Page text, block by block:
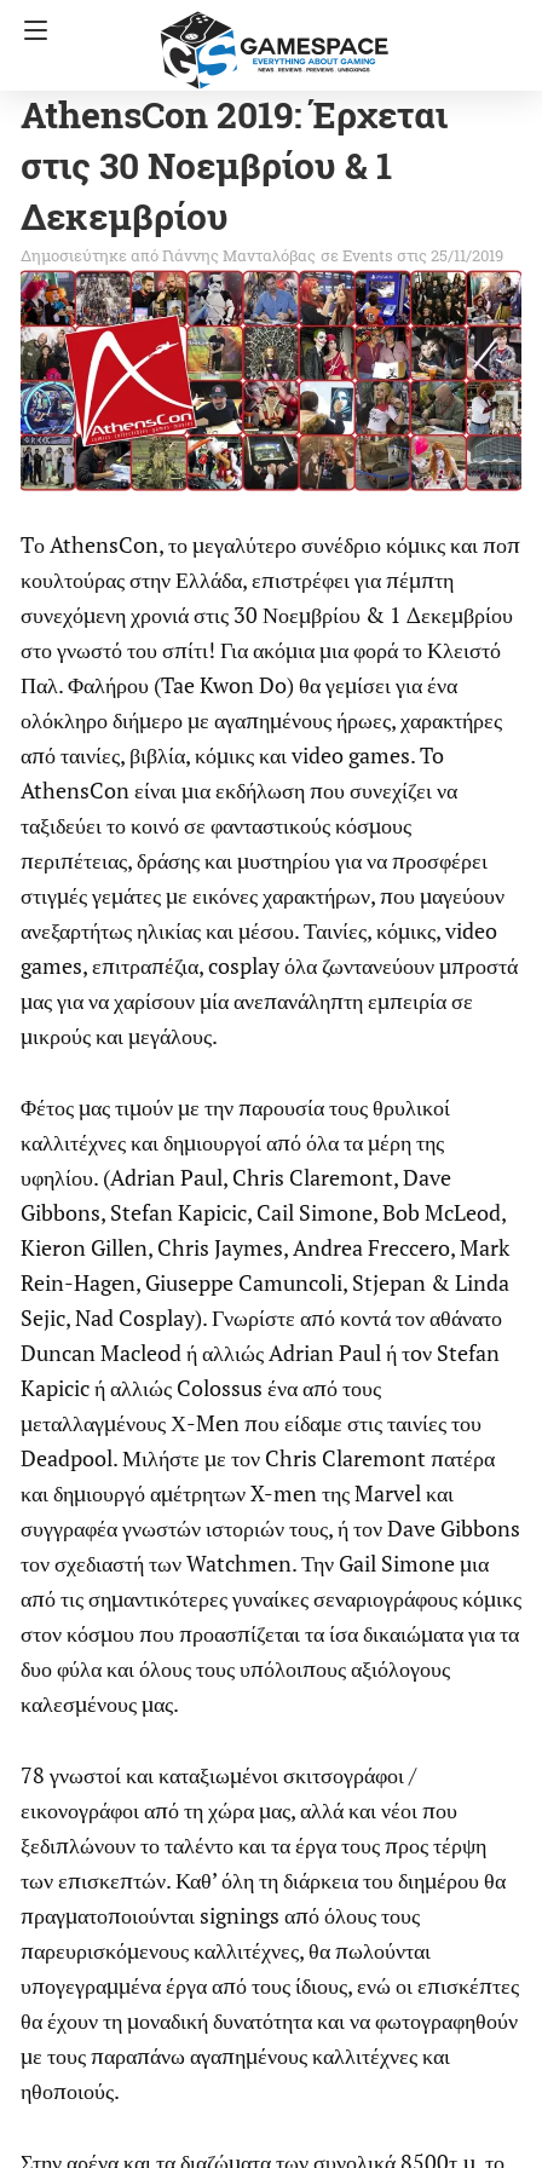
AthensCon 2019: Έρχεται
στις 30 Νοεμβρίου & 1
Δεκεμβρίου
Γιάννης Μανταλόβας σε Events στις 25/11/2019
Tο AthensCon, το μεγαλύτερο συνέδριο κόμικς και ποπ
κουλτούρας στην Ελλάδα, επιστρέφει για πέμπτη
συνεχόμενη χρονιά στις 30 Νοεμβρίου & 1 Δεκεμβρίου
στο γνωστό του σπίτι! Για ακόμια μια φορά το Κλειστό
Παλ. Φαλήρου (Tae Kwon Do) θα γεμίσει για ένα
ολόκληρο διήμερο με αγαπημένους ήρωες, χαρακτήρες
από ταινίες, βιβλία, κόμικς και video games. To
AthensCon είναι μια εκδήλωση που συνεχίζει να
ταξιδεύει το κοινό σε φανταστικούς κόσμους
περιπέτειας, δράσης και μυστηρίου για να προσφέρει
στιγμές γεμάτες με εικόνες χαρακτήρων, που μαγεύουν
ανεξαρτήτως ηλικίας και μέσου. Ταινίες, κόμικς, video
games, επιτραπέζια, cosplay όλα ζωντανεύουν μπροστά
μας για να χαρίσουν μία ανεπανάληπτη εμπειρία σε
μικρούς και μεγάλους.
Φέτος μας τιμούν με την παρουσία τους θρυλικοί
καλλιτέχνες και δημιουργοί από όλα τα μέρη της
υφηλίου. (Adrian Paul, Chris Claremont, Dave
Gibbons, Stefan Kapicic, Cail Simone, Bob McLeod,
Kieron Gillen, Chris Jaymes, Andrea Freccero, Mark
Rein-Hagen, Giuseppe Camuncoli, Stjepan & Linda
Sejic, Nad Cosplay). Γνωρίστε από κοντά τον αθάνατο
Duncan Macleod ή αλλιώς Adrian Paul ή τoν Stefan
Kapicic ή αλλιώς Colossus ένα από τους
μεταλλαγμένους Χ-Men που είδαμε στις ταινίες του
Deadpool. Μιλήστε με τον Chris Claremont πατέρα
και δημιουργό αμέτρητων X-men της Marvel και
συγγραφέα γνωστών ιστοριών τους, ή τον Dave Gibbons
τον σχεδιαστή των Watchmen. Την Gail Simone μια
από τις σημαντικότερες γυναίκες σεναριογράφους κόμικς
στον κόσμου που προασπίζεται τα ίσα δικαιώματα για τα
δυο φύλα και όλους τους υπόλοιπους αξιόλογους
καλεσμένους μας.
78 γνωστοί και καταξιωμένοι σκιτσογράφοι /
εικονογράφοι από τη χώρα μας, αλλά και νέοι που
ξεδιπλώνουν το ταλέντο και τα έργα τους προς τέρψη
των επισκεπτών. Καθ’ όλη τη διάρκεια του διημέρου θα
πραγματοποιούνται signings από όλους τους
παρευρισκόμενους καλλιτέχνες, θα πωλούνται
υπογεγραμμένα έργα από τους ίδιους, ενώ οι επισκέπτες
θα έχουν τη μοναδική δυνατότητα και να φωτογραφηθούν
με τους παραπάνω αγαπημένους καλλιτέχνες και
ηθοποιούς.